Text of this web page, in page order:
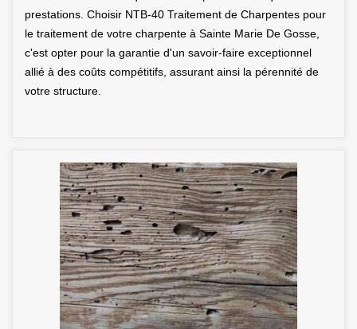
prestations. Choisir NTB-40 Traitement de Charpentes pour
le traitement de votre charpente à Sainte Marie De Gosse,
c'est opter pour la garantie d'un savoir-faire exceptionnel
allié à des coûts compétitifs, assurant ainsi la pérennité de
votre structure.